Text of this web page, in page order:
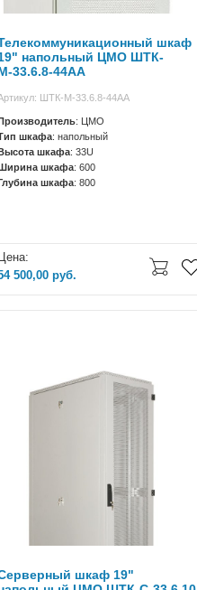
шкаф
напольный ЦМО ШТК-
33.6.8-44АА
ШТК-М-33.6.8-44АА
: ЦМО
шкафа: напольный
шкафа: 33U
шкафа: 600
шкафа: 800
Цена:
500,00 руб.
шкаф 19"